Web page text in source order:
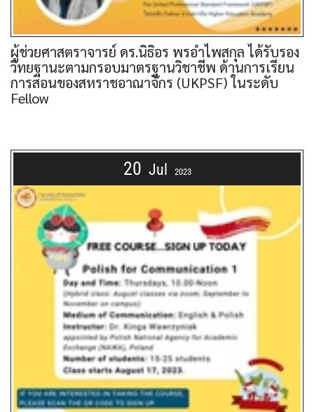
ผู้ช่วยศาสตราจารย์ ดร.นิธิอร พรอำไพสกุล ได้รับรอง
วิทยฐานะตามกรอบมาตรฐานวิชาชีพ ด้านการเรียน
การสอนของสหราชอาณาจักร (UKPSF) ในระดับ
Fellow
20 Jul 2023